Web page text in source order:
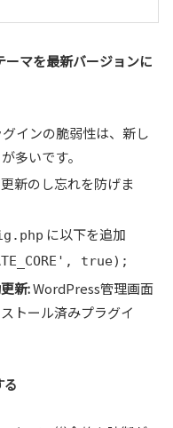
マを最新バージョンに
インの脆弱性は、新し
多いです。
新のし忘れを防げま
に以下を追加
true);
新:WordPress管理画面
トール済みプラグイ